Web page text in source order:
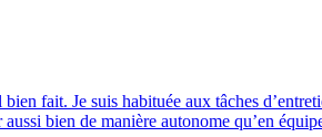
fait. Je suis habituée aux tâches
bien de manière autonome qu’en